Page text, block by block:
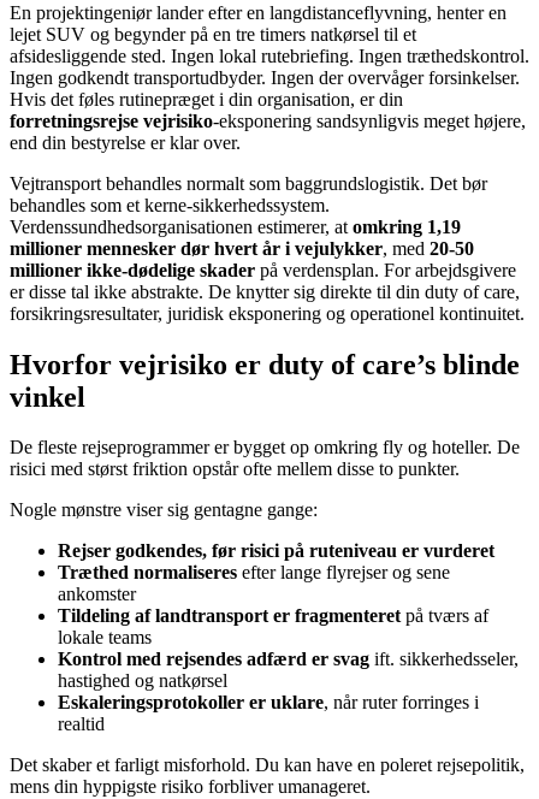
En projektingeniør lander efter en langdistanceflyvning, henter en
lejet SUV og begynder på en tre timers natkørsel til et
afsidesliggende sted. Ingen lokal rutebriefing. Ingen træthedskontrol.
Ingen godkendt transportudbyder. Ingen der overvåger forsinkelser.
Hvis det føles rutinepræget i din organisation, er din
forretningsrejse vejrisiko-eksponering sandsynligvis meget højere,
end din bestyrelse er klar over.
Vejtransport behandles normalt som baggrundslogistik. Det bør
behandles som et kerne-sikkerhedssystem.
Verdenssundhedsorganisationen estimerer, at omkring 1,19
millioner mennesker dør hvert år i vejulykker, med 20-50
millioner ikke-dødelige skader på verdensplan. For arbejdsgivere
er disse tal ikke abstrakte. De knytter sig direkte til din duty of care,
forsikringsresultater, juridisk eksponering og operationel kontinuitet.
Hvorfor vejrisiko er duty of care’s blinde
vinkel
De fleste rejseprogrammer er bygget op omkring fly og hoteller. De
risici med størst friktion opstår ofte mellem disse to punkter.
Nogle mønstre viser sig gentagne gange:
Rejser godkendes, før risici på ruteniveau er vurderet
Træthed normaliseres efter lange flyrejser og sene
ankomster
Tildeling af landtransport er fragmenteretpå tværs af
lokale teams
Kontrol med rejsendes adfærd er svag ift. sikkerhedsseler,
hastighed og natkørsel
Eskaleringsprotokoller er uklare, når ruter forringes i
realtid
Det skaber et farligt misforhold. Du kan have en poleret rejsepolitik,
mens din hyppigste risiko forbliver umanageret.